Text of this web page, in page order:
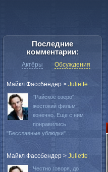
Последние
комментарии:
Актёры Обсуждения
Майкл Фассбендер > Juliette
"Райское озеро"
жестокий фильм
конечно. Еще с ним
понравились
"Бесславные ублюдки"...
Майкл Фассбендер > Juliette
Честно говоря, до